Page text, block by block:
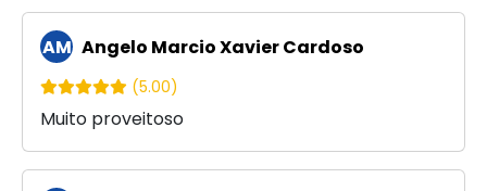
AM Angelo Marcio Xavier Cardoso
(5.00)
Muito proveitoso